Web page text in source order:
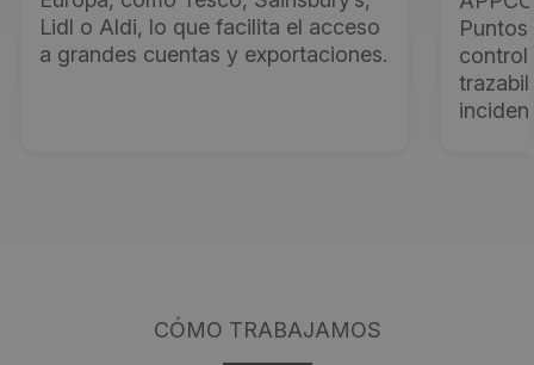
Lidl o Aldi, lo que facilita el acceso
a grandes cuentas y exportaciones.
CÓMO TRABAJAMOS